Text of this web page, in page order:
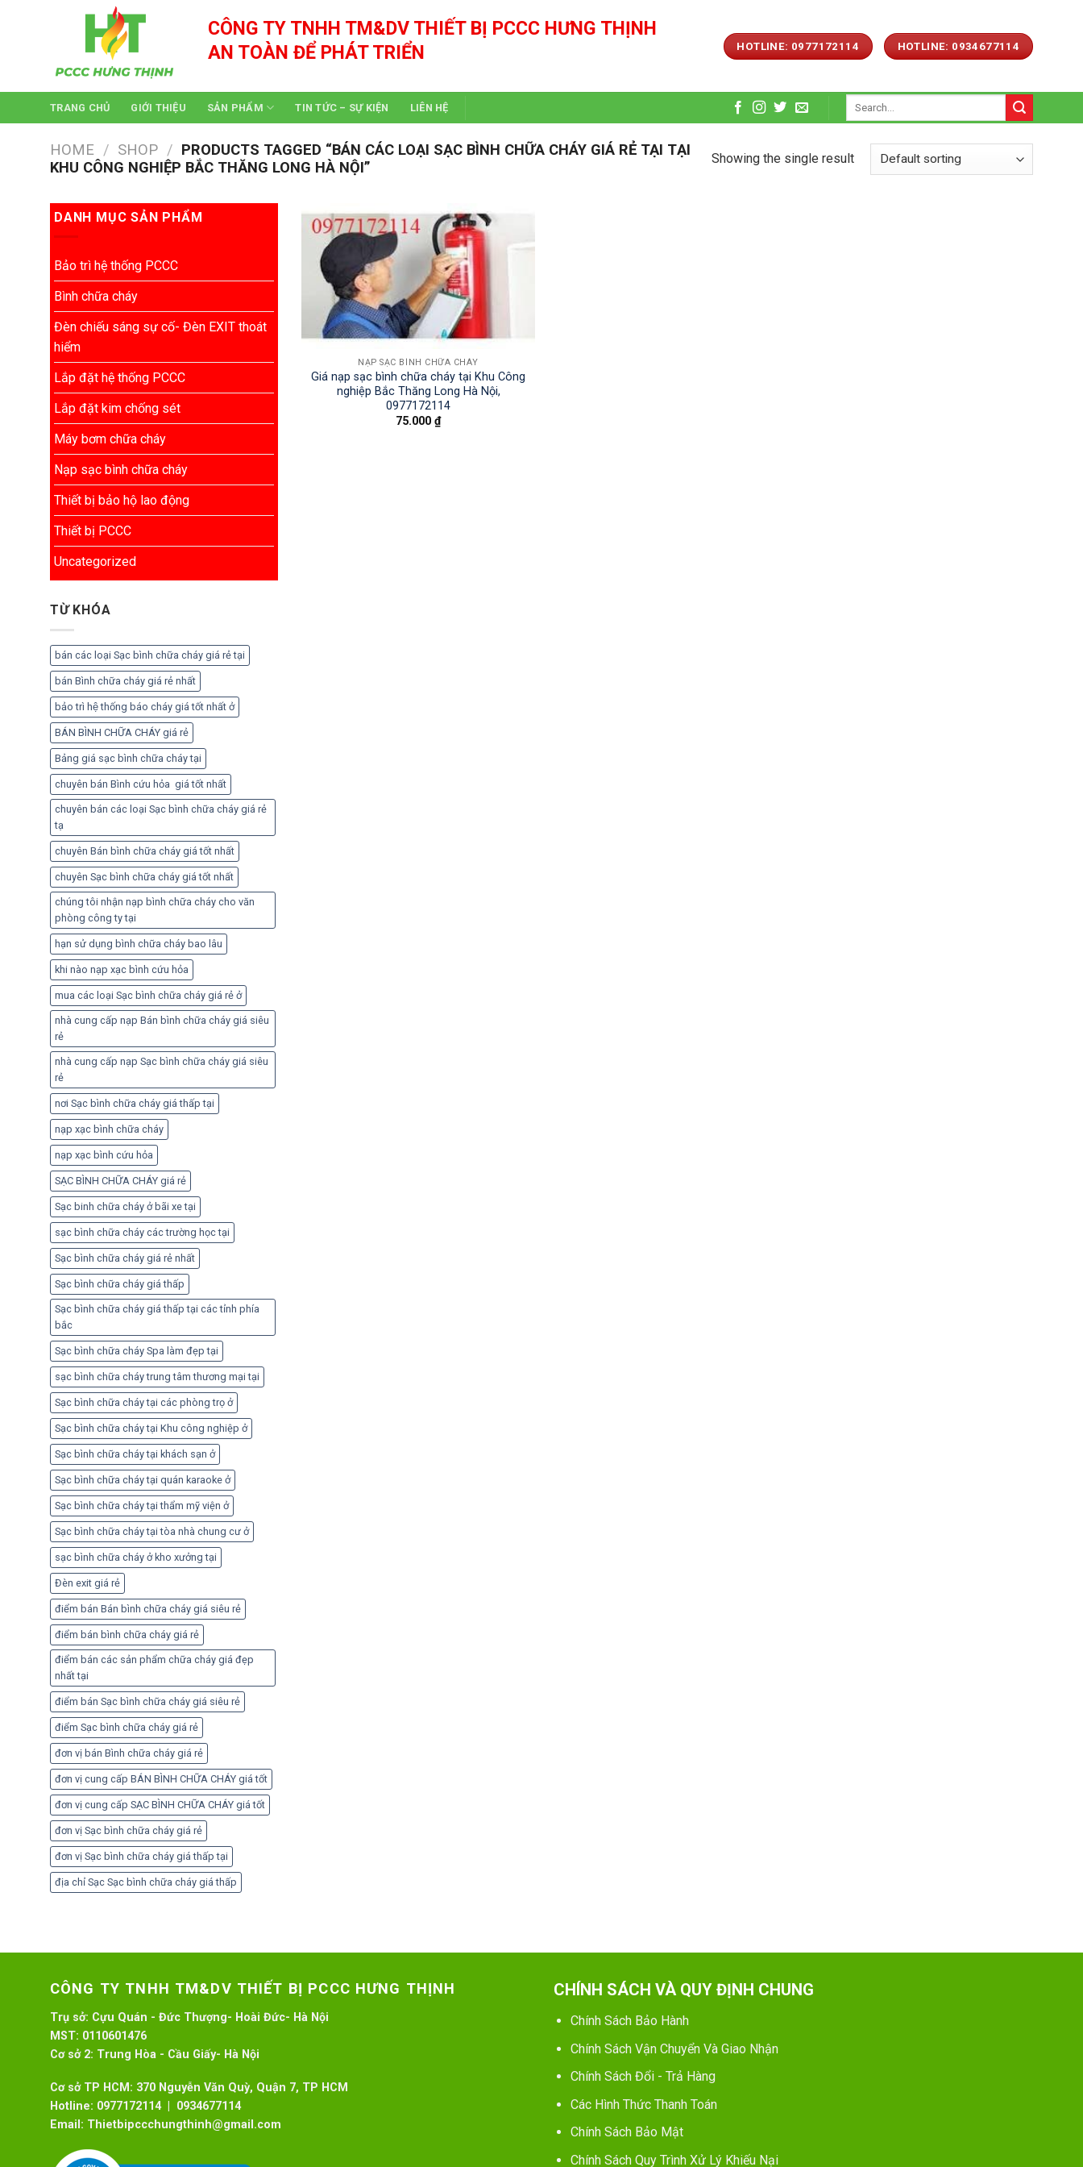
CÔNG TY TNHH TM&DV THIẾT BỊ PCCC HƯNG THỊNH
AN TOÀN ĐỂ PHÁT TRIỂN
HOTLINE: 0977172114 HOTLINE: 0934677114
TRANG CHỦ GIỚI THIỆU SẢN PHẨM TIN TỨC – SỰ KIỆN LIÊN HỆ
HOME / SHOP / PRODUCTS TAGGED “BÁN CÁC LOẠI SẠC BÌNH CHỮA CHÁY GIÁ RẺ TẠI TẠI
KHU CÔNG NGHIỆP BẮC THĂNG LONG HÀ NỘI”
Showing the single result
DANH MỤC SẢN PHẨM
Bảo trì hệ thống PCCC
Bình chữa cháy
Đèn chiếu sáng sự cố- Đèn EXIT thoát
hiểm
Lắp đặt hệ thống PCCC
Lắp đặt kim chống sét
Máy bơm chữa cháy
Nạp sạc bình chữa cháy
Thiết bị bảo hộ lao động
Thiết bị PCCC
Uncategorized
TỪ KHÓA
bán các loại Sạc bình chữa cháy giá rẻ tại
bán Bình chữa cháy giá rẻ nhất
bảo trì hệ thống báo cháy giá tốt nhất ở
BÁN BÌNH CHỮA CHÁY giá rẻ
Bảng giá sạc bình chữa cháy tại
chuyên bán Bình cứu hỏa giá tốt nhất
chuyên bán các loại Sạc bình chữa cháy giá rẻ
tạ
chuyên Bán bình chữa cháy giá tốt nhất
chuyên Sạc bình chữa cháy giá tốt nhất
chúng tôi nhận nạp bình chữa cháy cho văn
phòng công ty tại
hạn sử dụng bình chữa cháy bao lâu
khi nào nạp xạc bình cứu hỏa
mua các loại Sạc bình chữa cháy giá rẻ ở
nhà cung cấp nạp Bán bình chữa cháy giá siêu
rẻ
nhà cung cấp nạp Sạc bình chữa cháy giá siêu
rẻ
nơi Sạc bình chữa cháy giá thấp tại
nạp xạc bình chữa cháy
nạp xạc bình cứu hỏa
SẠC BÌNH CHỮA CHÁY giá rẻ
Sạc binh chữa cháy ở bãi xe tại
sạc bình chữa cháy các trường học tại
Sạc bình chữa cháy giá rẻ nhất
Sạc bình chữa cháy giá thấp
Sạc bình chữa cháy giá thấp tại các tỉnh phía
bắc
Sạc bình chữa cháy Spa làm đẹp tại
sạc bình chữa cháy trung tâm thương mại tại
Sạc bình chữa cháy tại các phòng trọ ở
Sạc bình chữa cháy tại Khu công nghiệp ở
Sạc bình chữa cháy tại khách sạn ở
Sạc bình chữa cháy tại quán karaoke ở
Sạc bình chữa cháy tại thẩm mỹ viện ở
Sạc bình chữa cháy tại tòa nhà chung cư ở
sạc bình chữa cháy ở kho xưởng tại
Đèn exit giá rẻ
điểm bán Bán bình chữa cháy giá siêu rẻ
điểm bán bình chữa cháy giá rẻ
điểm bán các sản phẩm chữa cháy giá đẹp
nhất tại
điểm bán Sạc bình chữa cháy giá siêu rẻ
điểm Sạc bình chữa cháy giá rẻ
đơn vị bán Bình chữa cháy giá rẻ
đơn vị cung cấp BÁN BÌNH CHỮA CHÁY giá tốt
đơn vị cung cấp SẠC BÌNH CHỮA CHÁY giá tốt
đơn vị Sạc bình chữa cháy giá rẻ
đơn vị Sạc bình chữa cháy giá thấp tại
địa chỉ Sạc Sạc bình chữa cháy giá thấp
NẠP SẠC BÌNH CHỮA CHÁY
Giá nạp sạc bình chữa cháy tại Khu Công
nghiệp Bắc Thăng Long Hà Nội,
0977172114
75.000₫
CÔNG TY TNHH TM&DV THIẾT BỊ PCCC HƯNG THỊNH
Trụ sở: Cựu Quán - Đức Thượng- Hoài Đức- Hà Nội
MST: 0110601476
Cơ sở 2: Trung Hòa - Cầu Giấy- Hà Nội
Cơ sở TP HCM: 370 Nguyễn Văn Quỳ, Quận 7, TP HCM
Hotline: 0977172114 | 0934677114
Email: Thietbipccchungthinh@gmail.com
CHÍNH SÁCH VÀ QUY ĐỊNH CHUNG
Chính Sách Bảo Hành
Chính Sách Vận Chuyển Và Giao Nhận
Chính Sách Đổi - Trả Hàng
Các Hình Thức Thanh Toán
Chính Sách Bảo Mật
Chính Sách Quy Trình Xử Lý Khiếu Nại